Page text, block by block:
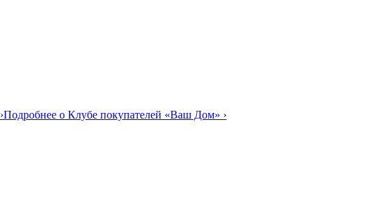
›Подробнее о Клубе покупателей «Ваш Дом» ›